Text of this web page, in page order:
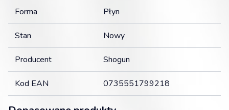
Forma Płyn
Stan Nowy
Producent Shogun
Kod EAN 0735551799218